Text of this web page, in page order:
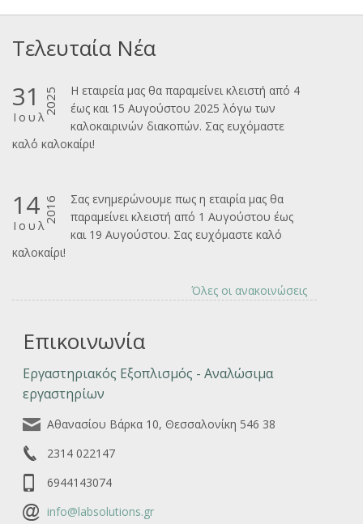
Τελευταία Νέα
31
Ιουλ
2025
Η εταιρεία μας θα παραμείνει κλειστή από 4
έως και 15 Αυγούστου 2025 λόγω των
καλοκαιρινών διακοπών. Σας ευχόμαστε
καλ΄΄ο καλοκαίρι!
14
Ιουλ
2016
Σας ενημερώνουμε πως η εταιρία μας θα
παραμείνει κλειστή από 1 Αυγούστου έως
και 19 Αυγούστου. Σας ευχόμαστε καλό
καλοκαίρι!
Όλες οι ανακοινώσεις
Επικοινωνία
Εργαστηριακός Εξοπλισμός - Αναλώσιμα
εργαστηρίων
Αθανασίου Βάρκα 10, Θεσσαλονίκη 546 38
2314 022147
6944143074
info@labsolutions.gr